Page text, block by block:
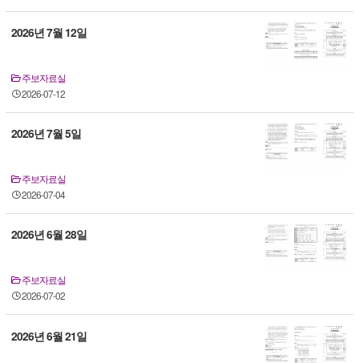
2026년 7월 12일
주보자료실
2026-07-12
2026년 7월 5일
주보자료실
2026-07-04
2026년 6월 28일
주보자료실
2026-07-02
2026년 6월 21일